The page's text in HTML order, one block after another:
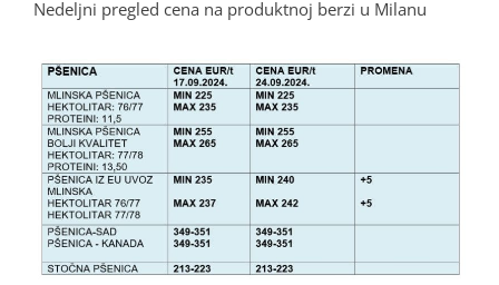
Nedeljni pregled cena na produktnoj berzi u Milanu